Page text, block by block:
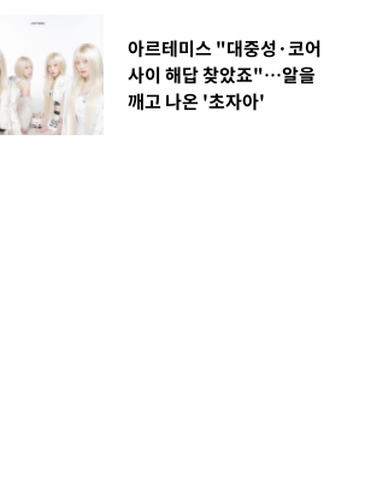
아르테미스 "대중성·코어
사이 해답 찾았죠"…알을
깨고 나온 '초자아'